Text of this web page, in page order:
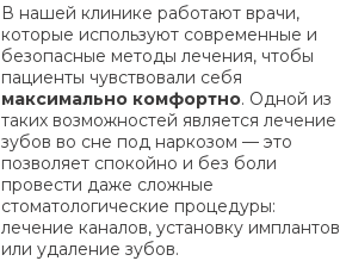
В нашей клинике работают врачи,
которые используют современные и
безопасные методы лечения, чтобы
пациенты чувствовали себя
максимально комфортно. Одной из
таких возможностей является лечение
зубов во сне под наркозом — это
позволяет спокойно и без боли
провести даже сложные
стоматологические процедуры:
лечение каналов, установку имплантов
или удаление зубов.